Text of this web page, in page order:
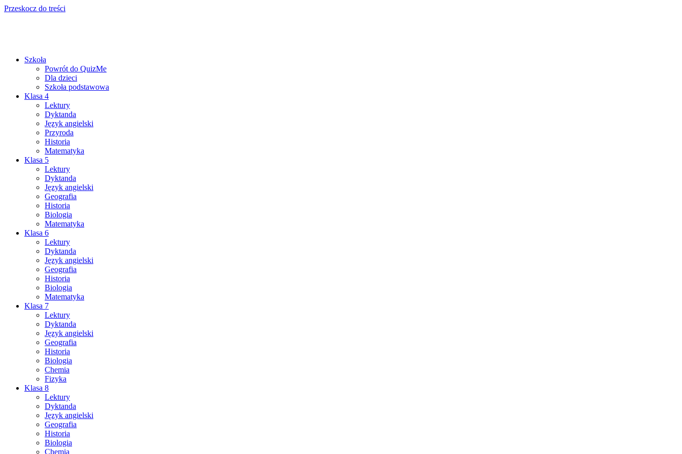
Przeskocz do treści
Szkoła
Powrót do QuizMe
Dla dzieci
Szkoła podstawowa
Klasa 4
Lektury
Dyktanda
Język angielski
Przyroda
Historia
Matematyka
Klasa 5
Lektury
Dyktanda
Język angielski
Geografia
Historia
Biologia
Matematyka
Klasa 6
Lektury
Dyktanda
Język angielski
Geografia
Historia
Biologia
Matematyka
Klasa 7
Lektury
Dyktanda
Język angielski
Geografia
Historia
Biologia
Chemia
Fizyka
Klasa 8
Lektury
Dyktanda
Język angielski
Geografia
Historia
Biologia
Chemia